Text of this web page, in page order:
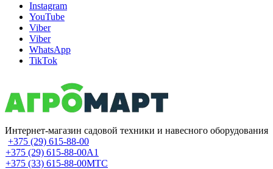
Instagram
YouTube
Viber
Viber
WhatsApp
TikTok
Интернет-магазин садовой техники и навесного оборудования
+375 (29) 615-88-00
+375 (29) 615-88-00A1
+375 (33) 615-88-00МТС